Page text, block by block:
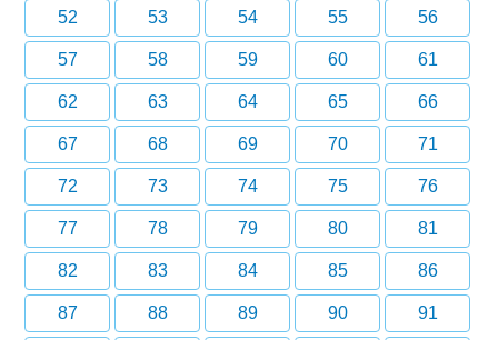
52 53 54 55 56
57 58 59 60 61
62 63 64 65 66
67 68 69 70 71
72 73 74 75 76
77 78 79 80 81
82 83 84 85 86
87 88 89 90 91